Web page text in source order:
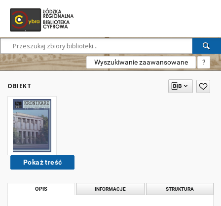
Wyszukiwanie zaawansowane ?
OBIEKT
Pokaż treść
OPIS INFORMACJE STRUKTURA